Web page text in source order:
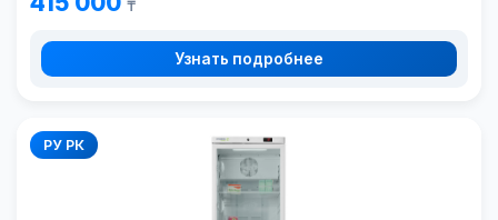
₸
Узнать подробнее
РУ РК